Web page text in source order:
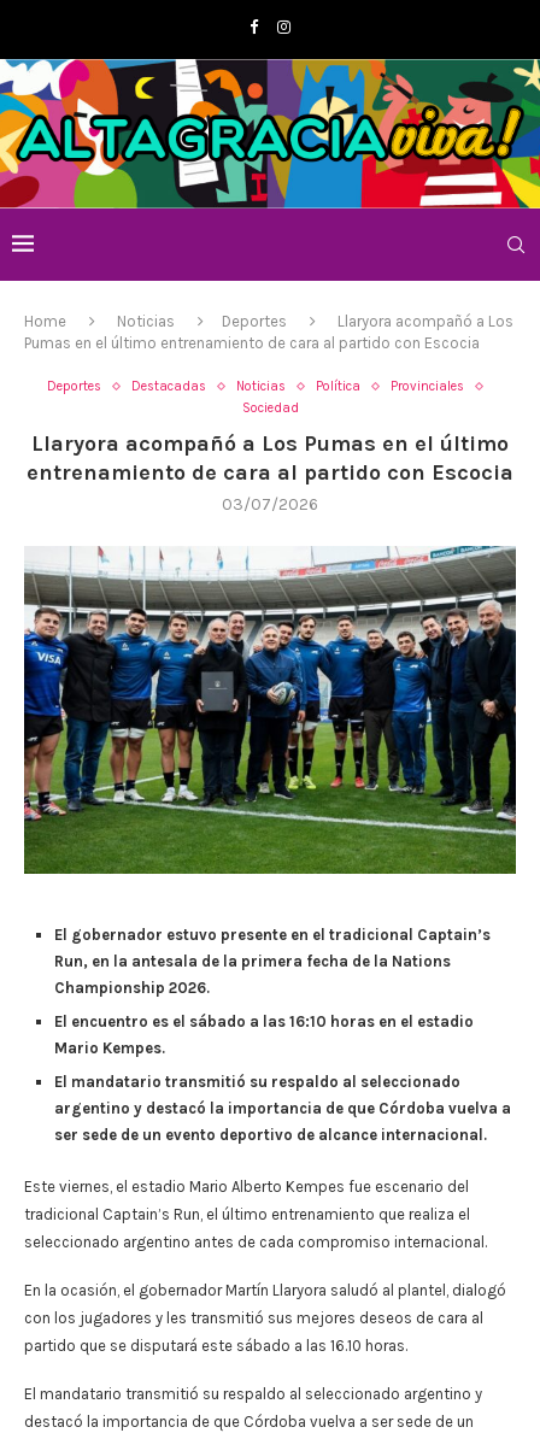
Home Noticias Deportes
Llaryora acompañó a Los
Pumas en el último entrenamiento de cara al partido con Escocia
Deportes Destacadas Noticias Política
Provinciales
Sociedad
Llaryora acompañó a Los Pumas en el último
entrenamiento de cara al partido con Escocia
03/07/2026
El gobernador estuvo presente en el tradicional Captain’s
Run, en la antesala de la primera fecha de la Nations
Championship 2026.
El encuentro es el sábado a las 16:10 horas en el estadio
Mario Kempes.
El mandatario transmitió su respaldo al seleccionado
argentino y destacó la importancia de que Córdoba vuelva a
ser sede de un evento deportivo de alcance internacional.
Este viernes, el estadio Mario Alberto Kempes fue escenario del
tradicional Captain’s Run, el último entrenamiento que realiza el
seleccionado argentino antes de cada compromiso internacional.
En la ocasión, el gobernador Martín Llaryora saludó al plantel, dialogó
con los jugadores y les transmitió sus mejores deseos de cara al
partido que se disputará este sábado a las 16.10 horas.
El mandatario transmitió su respaldo al seleccionado argentino y
destacó la importancia de que Córdoba vuelva a ser sede de un